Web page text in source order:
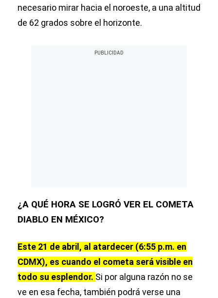
necesario mirar hacia el noroeste, a una altitud
de 62 grados sobre el horizonte.
¿A QUÉ HORA SE LOGRÓ VER EL COMETA
DIABLO EN MÉXICO?
Este 21 de abril, al atardecer (6:55 p.m. en
CDMX), es cuando el cometa será visible en
todo su esplendor. Si por alguna razón no se
ve en esa fecha, también podrá verse una